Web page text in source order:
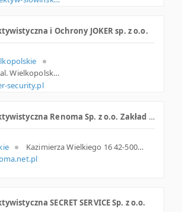
i Ochrony JOKER sp. z o.o.
60-608 Poznań, al. Wielkopolska 36, wielkopolskie
security.pl
Agencja Detektywistyczna Renoma Sp. z o.o. Zakład Pracy Chronionej
Kazimierza Wielkiego 16 42-500 Będzin Polska
SECRET SERVICE Sp. z o.o.